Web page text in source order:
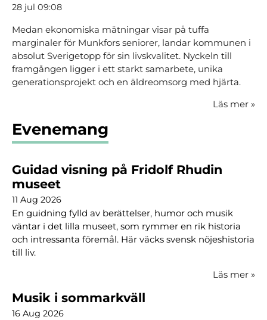
28 jul 09:08
Medan ekonomiska mätningar visar på tuffa
marginaler för Munkfors seniorer, landar kommunen i
absolut Sverigetopp för sin livskvalitet. Nyckeln till
framgången ligger i ett starkt samarbete, unika
generationsprojekt och en äldreomsorg med hjärta.
Läs mer »
Evenemang
Guidad visning på Fridolf Rhudin
museet
11 Aug 2026
En guidning fylld av berättelser, humor och musik
väntar i det lilla museet, som rymmer en rik historia
och intressanta föremål. Här väcks svensk nöjeshistoria
till liv.
Läs mer »
Musik i sommarkväll
16 Aug 2026